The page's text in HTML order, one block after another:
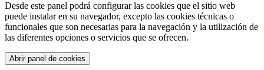
Desde este panel podrá configurar las cookies que el sitio web
puede instalar en su navegador, excepto las cookies técnicas o
funcionales que son necesarias para la navegación y la utilización de
las diferentes opciones o servicios que se ofrecen.
Abrir panel de cookies